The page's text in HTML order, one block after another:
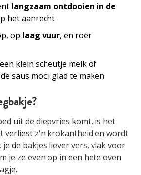
langzaam ontdooien in de
het aanrecht
op laag vuur, en roer
klein scheutje melk of
saus mooi glad te maken
uit de diepvries komt, is het
verliest z'n krokantheid en wordt
de bakjes liever vers, vlak voor
je ze even op in een hete oven